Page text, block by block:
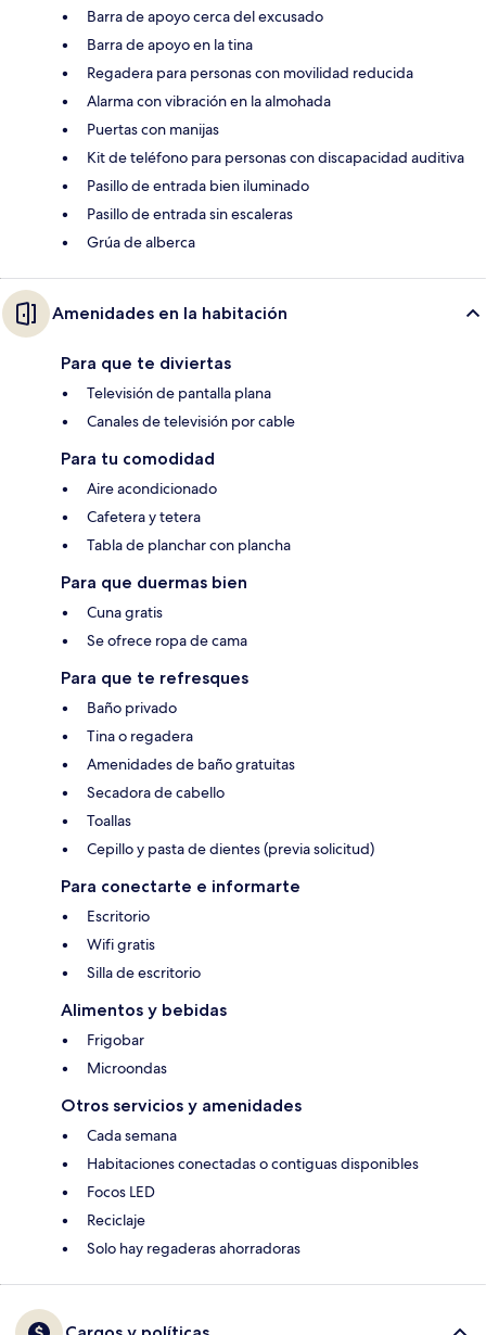
Barra de apoyo cerca del excusado
Barra de apoyo en la tina
Regadera para personas con movilidad reducida
Alarma con vibración en la almohada
Puertas con manijas
Kit de teléfono para personas con discapacidad auditiva
Pasillo de entrada bien iluminado
Pasillo de entrada sin escaleras
Grúa de alberca
Amenidades en la habitación
Para que te diviertas
Televisión de pantalla plana
Canales de televisión por cable
Para tu comodidad
Aire acondicionado
Cafetera y tetera
Tabla de planchar con plancha
Para que duermas bien
Cuna gratis
Se ofrece ropa de cama
Para que te refresques
Baño privado
Tina o regadera
Amenidades de baño gratuitas
Secadora de cabello
Toallas
Cepillo y pasta de dientes (previa solicitud)
Para conectarte e informarte
Escritorio
Wifi gratis
Silla de escritorio
Alimentos y bebidas
Frigobar
Microondas
Otros servicios y amenidades
Cada semana
Habitaciones conectadas o contiguas disponibles
Focos LED
Reciclaje
Solo hay regaderas ahorradoras